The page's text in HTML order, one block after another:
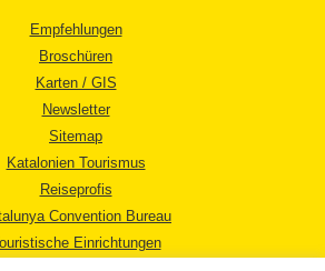
Empfehlungen
Broschüren
Karten / GIS
Newsletter
Sitemap
Katalonien Tourismus
Reiseprofis
Convention Bureau
Einrichtungen